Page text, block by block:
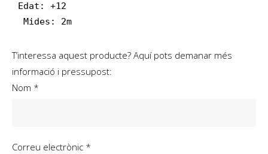
Edat: +12
Mides: 2m
T’interessa aquest producte? Aquí pots demanar més
informació i pressupost:
Nom *
Correu electrònic *